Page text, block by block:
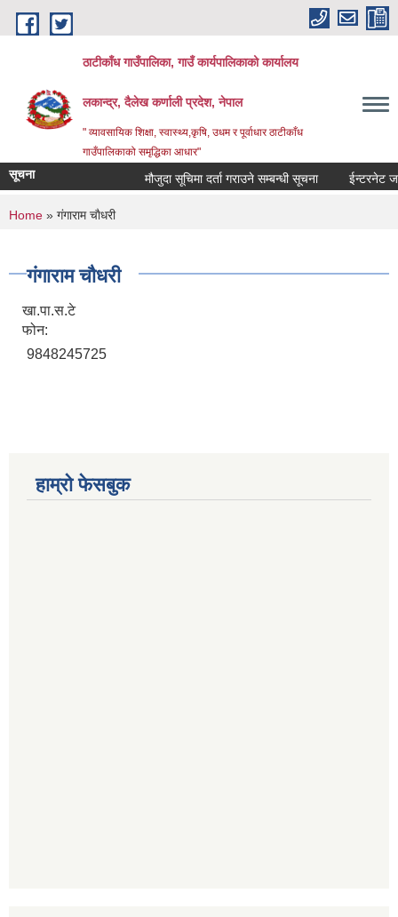
Skip to main content
ठाटीकाँध गाउँपालिका, गाउँ कार्यपालिकाको कार्यालय
लकान्द्र, दैलेख कर्णाली प्रदेश, नेपाल
" व्यावसायिक शिक्षा, स्वास्थ्य,कृषि, उधम र पूर्वाधार ठाटीकाँध
गाउँपालिकाको समृद्धिका आधार"
सूचना मौजुदा सूचिमा दर्ता गराउने सम्बन्धी सूचना ईन्टरनेट
You are here
Home » गंगाराम चाैधरी
गंगाराम चाैधरी
खा.पा.स.टे
फोन:
9848245725
हाम्रो फेसबुक